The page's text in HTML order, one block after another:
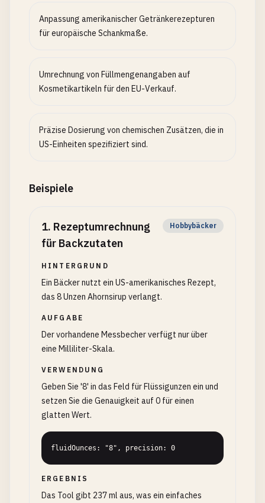
Anpassung amerikanischer Getränkerezepturen
für europäische Schankmaße.
Umrechnung von Füllmengenangaben auf
Kosmetikartikeln für den EU-Verkauf.
Präzise Dosierung von chemischen Zusätzen, die in
US-Einheiten spezifiziert sind.
Beispiele
1. Rezeptumrechnung
für Backzutaten
Hobbybäcker
HINTERGRUND
Ein Bäcker nutzt ein US-amerikanisches Rezept,
das 8 Unzen Ahornsirup verlangt.
AUFGABE
Der vorhandene Messbecher verfügt nur über
eine Milliliter-Skala.
VERWENDUNG
Geben Sie '8' in das Feld für Flüssigunzen ein und
setzen Sie die Genauigkeit auf 0 für einen
glatten Wert.
fluidOunces: "8", precision: 0
ERGEBNIS
Das Tool gibt 237 ml aus, was ein einfaches